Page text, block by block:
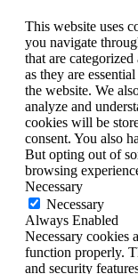
This website uses
you navigate
that are
as they are
the website. We
analyze and
cookies will be
consent. You also
But opting out of
browsing
Necessary
Necessary
Always Enabled
Necessary cookies
function properly.
and security